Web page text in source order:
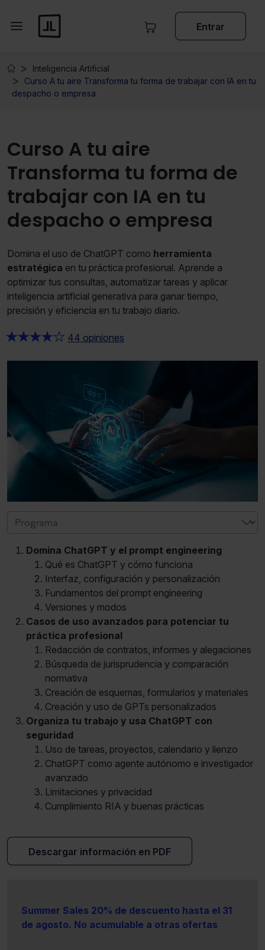
Entrar
Inteligencia Artificial
Curso A tu aire Transforma tu forma de trabajar con IA en tu
despacho o empresa
Curso A tu aire
Transforma tu forma de
trabajar con IA en tu
despacho o empresa
Domina el uso de ChatGPT como herramienta
estratégica en tu práctica profesional. Aprende a
optimizar tus consultas, automatizar tareas y aplicar
inteligencia artificial generativa para ganar tiempo,
precisión y eficiencia en tu trabajo diario.
★★★★★ 44 opiniones
Domina ChatGPT y el prompt engineering
Qué es ChatGPT y cómo funciona
Interfaz, configuración y personalización
Fundamentos del prompt engineering
Versiones y modos
Casos de uso avanzados para potenciar tu
práctica profesional
Redacción de contratos, informes y alegaciones
Búsqueda de jurisprudencia y comparación
normativa
Creación de esquemas, formularios y materiales
Creación y uso de GPTs personalizados
Organiza tu trabajo y usa ChatGPT con
seguridad
Uso de tareas, proyectos, calendario y lienzo
ChatGPT como agente autónomo e investigador
avanzado
Limitaciones y privacidad
Cumplimiento RIA y buenas prácticas
Descargar información en PDF
Summer Sales 20% de descuento hasta el 31
de agosto. No acumulable a otras ofertas